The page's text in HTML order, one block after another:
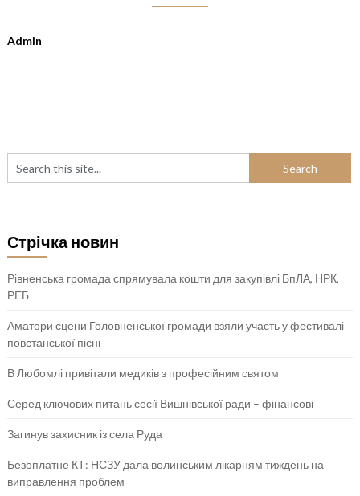
Admin
Стрічка новин
Рівненська громада спрямувала кошти для закупівлі БпЛА, НРК,
РЕБ
Аматори сцени Головненської громади взяли участь у фестивалі
повстанської пісні
В Любомлі привітали медиків з професійним святом
Серед ключових питань сесії Вишнівської ради – фінансові
Загинув захисник із села Руда
Безоплатне КТ: НСЗУ дала волинським лікарням тиждень на
виправлення проблем